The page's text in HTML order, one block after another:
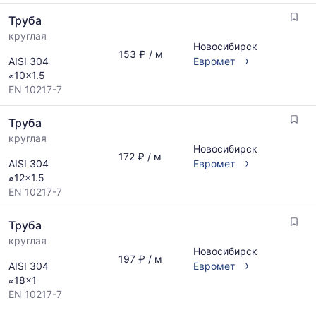
актуальным
предложениям
и
по
мере
обновления
прайс-
листов.
Труба
круглая
AISI 304
⌀10x1.5
EN 10217-7
153 ₽ / м
Новосибирск
Евромет
›
Труба
круглая
AISI 304
⌀12x1.5
EN 10217-7
172 ₽ / м
Новосибирск
Евромет
›
Труба
круглая
AISI 304
⌀18x1
EN 10217-7
197 ₽ / м
Новосибирск
Евромет
›